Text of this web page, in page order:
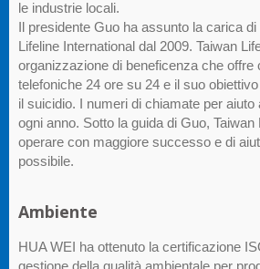
le industrie locali.
Il presidente Guo ha assunto la carica
Lifeline International dal 2009. Taiwan
organizzazione di beneficenza che offre
telefoniche 24 ore su 24 e il suo
il suicidio. I numeri di chiamate per
ogni anno. Sotto la guida di Guo,
operare con maggiore successo e di
possibile.
Ambiente
HUA WEI ha ottenuto la certificazione
gestione della qualità ambientale per